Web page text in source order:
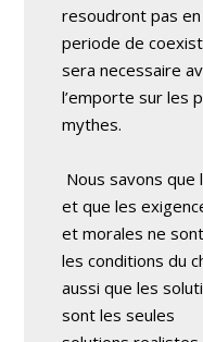
resoudront pas en
periode de
sera necessaire
l’emporte sur les
mythes.
Nous savons que
et que les
et morales ne
les conditions du
aussi que les
sont les seules